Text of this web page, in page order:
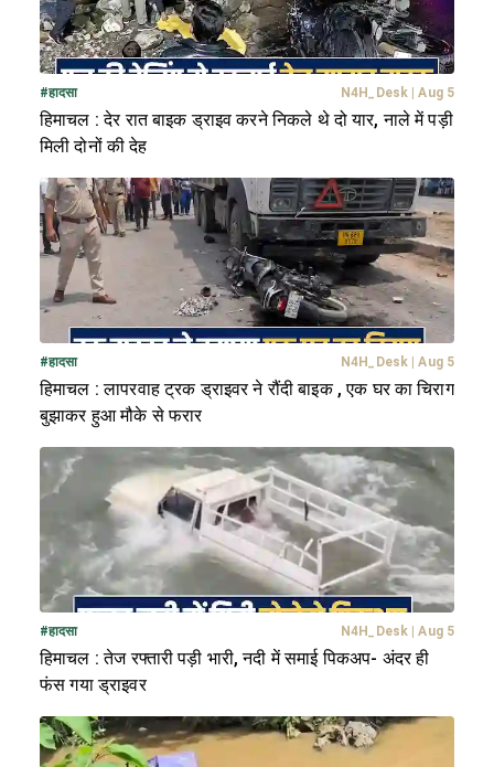
#हादसा N4H_Desk | Aug 5
हिमाचल : देर रात बाइक ड्राइव करने निकले थे दो यार, नाले में पड़ी
मिली दोनों की देह
#हादसा N4H_Desk | Aug 5
हिमाचल : लापरवाह ट्रक ड्राइवर ने रौंदी बाइक , एक घर का चिराग
बुझाकर हुआ मौके से फरार
#हादसा N4H_Desk | Aug 5
हिमाचल : तेज रफ्तारी पड़ी भारी, नदी में समाई पिकअप- अंदर ही
फंस गया ड्राइवर